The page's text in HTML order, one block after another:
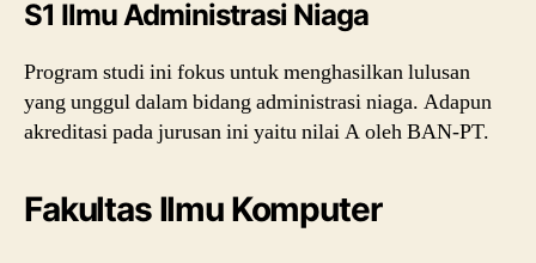
S1 Ilmu Administrasi Niaga
Program studi ini fokus untuk menghasilkan lulusan
yang unggul dalam bidang administrasi niaga. Adapun
akreditasi pada jurusan ini yaitu nilai A oleh BAN-PT.
Fakultas Ilmu Komputer